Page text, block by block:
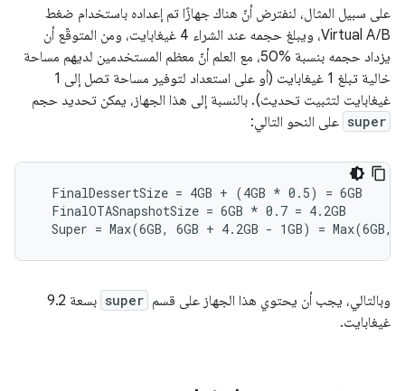
على سبيل المثال، لنفترض أنّ هناك جهازًا تم إعداده باستخدام ضغط
Virtual A/B، ويبلغ حجمه عند الشراء 4 غيغابايت، ومن المتوقّع أن
يزداد حجمه بنسبة %50، مع العلم أنّ معظم المستخدمين لديهم مساحة
خالية تبلغ 1 غيغابايت (أو على استعداد لتوفير مساحة تصل إلى 1
غيغابايت لتثبيت تحديث). بالنسبة إلى هذا الجهاز، يمكن تحديد حجم
super على النحو التالي:
  FinalDessertSize = 4GB + (4GB
* 0.5) = 6GB
  FinalOTASnapshotSize = 6GB *
0.7 = 4.2GB
Super = Max(6GB, 6GB + 4.2GB - 1GB) = Max(6GB,
وبالتالي، يجب أن يحتوي هذا الجهاز على قسم super
بسعة 9.2
غيغابايت.